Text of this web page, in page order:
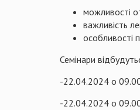
можливості
важливість
особливості
Семінари
-22.04.2024 о
-22.04.2024 о 09.00